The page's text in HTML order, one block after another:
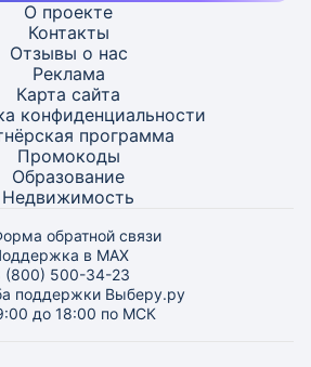
О проекте
Контакты
Отзывы о нас
Реклама
Карта сайта
конфиденциальности
программа
Промокоды
Образование
Недвижимость
обратной связи
в MAX
(800) 500-34-23
поддержки Выберу.ру
до 18:00 по МСК